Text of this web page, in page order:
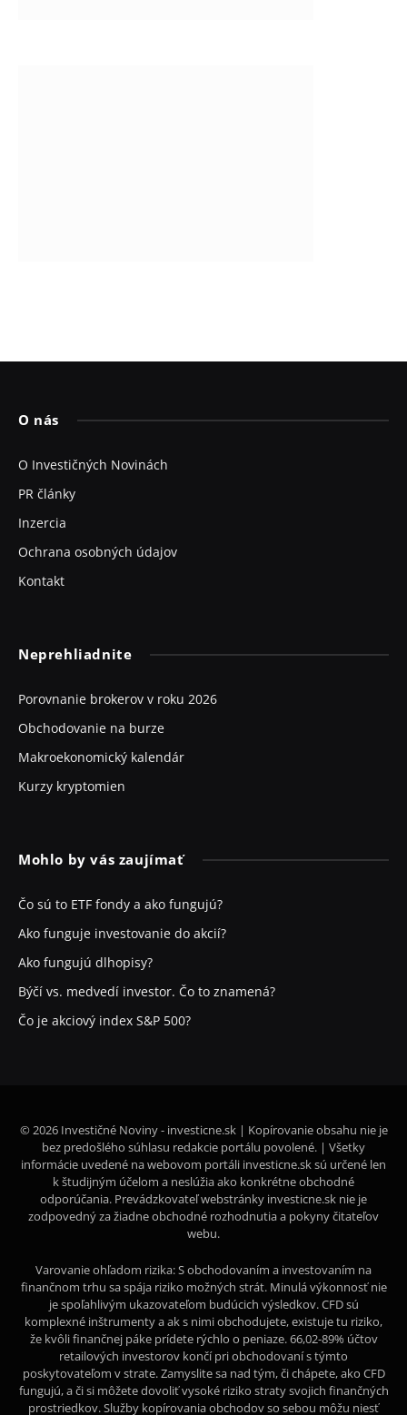
O nás
O Investičných Novinách
PR články
Inzercia
Ochrana osobných údajov
Kontakt
Neprehliadnite
Porovnanie brokerov v roku 2026
Obchodovanie na burze
Makroekonomický kalendár
Kurzy kryptomien
Mohlo by vás zaujímať
Čo sú to ETF fondy a ako fungujú?
Ako funguje investovanie do akcií?
Ako fungujú dlhopisy?
Býčí vs. medvedí investor. Čo to znamená?
Čo je akciový index S&P 500?
© 2026 Investičné Noviny - investicne.sk | Kopírovanie obsahu nie je
bez predošlého súhlasu redakcie portálu povolené. | Všetky
informácie uvedené na webovom portáli investicne.sk sú určené len
k študijným účelom a neslúžia ako konkrétne obchodné
odporúčania. Prevádzkovateľ webstránky investicne.sk nie je
zodpovedný za žiadne obchodné rozhodnutia a pokyny čitateľov
webu.
Varovanie ohľadom rizika: S obchodovaním a investovaním na
finančnom trhu sa spája riziko možných strát. Minulá výkonnosť nie
je spoľahlivým ukazovateľom budúcich výsledkov. CFD sú
komplexné inštrumenty a ak s nimi obchodujete, existuje tu riziko,
že kvôli finančnej páke prídete rýchlo o peniaze. 66,02-89% účtov
retailových investorov končí pri obchodovaní s týmto
poskytovateľom v strate. Zamyslite sa nad tým, či chápete, ako CFD
fungujú, a či si môžete dovoliť vysoké riziko straty svojich finančných
prostriedkov. Služby kopírovania obchodov so sebou môžu niesť